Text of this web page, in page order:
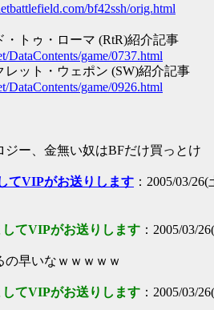
bf42ssh/orig.html
トゥ・ローマ (RtR)紹介記事
DataContents/game/0737.html
ット・ウェポン (SW)紹介記事
DataContents/game/0926.html
ー、金無い奴はBFだけ買っとけ
てVIPがお送りします ：2005/03/
てVIPがお送りします ：2005/03/
早いなｗｗｗｗｗ
てVIPがお送りします ：2005/03/